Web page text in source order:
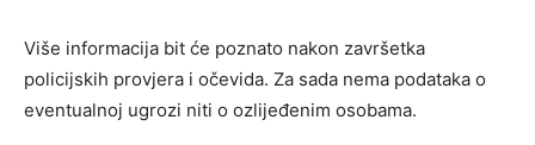
Više informacija bit će poznato nakon završetka
policijskih provjera i očevida. Za sada nema podataka o
eventualnoj ugrozi niti o ozlijeđenim osobama.